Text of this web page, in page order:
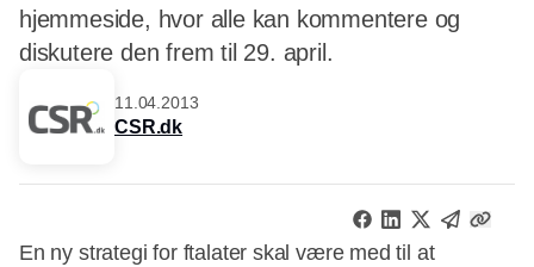
hjemmeside, hvor alle kan kommentere og
diskutere den frem til 29. april.
11.04.2013
CSR.dk
En ny strategi for ftalater skal være med til at